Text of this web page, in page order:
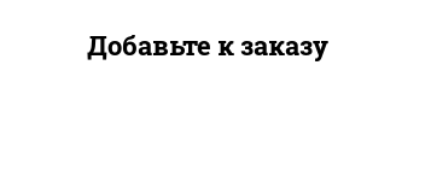
Добавьте к заказу